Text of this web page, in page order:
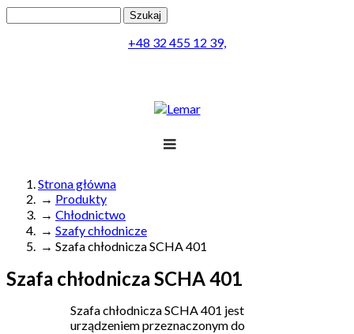
Formularz wyszukiwania
+48 32 455 12 39,
Realizacja
Obsługa
Jesteś tutaj
Strona główna
→ Produkty
→ Chłodnictwo
→ Szafy chłodnicze
→ Szafa chłodnicza SCHA 401
Szafa chłodnicza SCHA 401
Szafa chłodniczaSCHA401 jest
urządzeniem przeznaczonym do